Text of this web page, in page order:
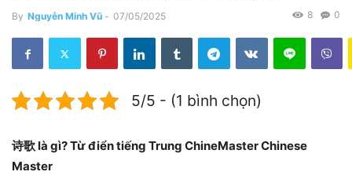
By Nguyễn Minh Vũ - 07/05/2025 0
8
5/5 - (1 bình chọn)
诗歌 là gì? Từ điển tiếng Trung ChineMaster Chinese
Master